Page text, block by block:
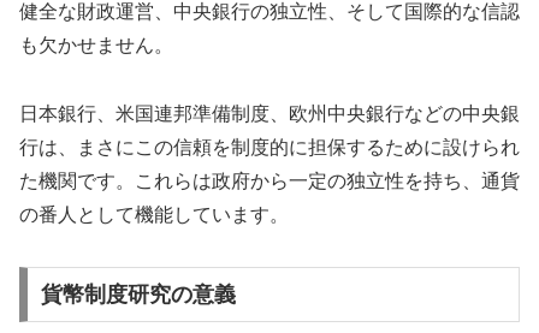
健全な財政運営、中央銀行の独立性、そして国際的な信認
も欠かせません。
日本銀行、米国連邦準備制度、欧州中央銀行などの中央銀
行は、まさにこの信頼を制度的に担保するために設けられ
た機関です。これらは政府から一定の独立性を持ち、通貨
の番人として機能しています。
貨幣制度研究の意義